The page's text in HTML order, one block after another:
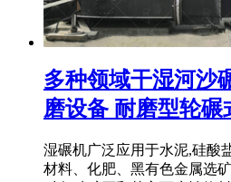
多种领域干湿河沙
磨设备 耐磨型轮碾
湿碾机广泛应用于水泥,硅酸
材料、化肥、黑有色金属选